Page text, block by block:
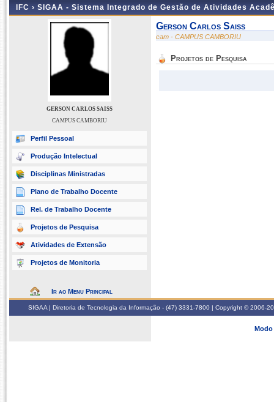
IFC › SIGAA - Sistema Integrado de Gestão de Atividades
GERSON CARLOS SAISS
CAMPUS CAMBORIU
Perfil Pessoal
Produção Intelectual
Disciplinas Ministradas
Plano de Trabalho Docente
Rel. de Trabalho Docente
Projetos de Pesquisa
Atividades de Extensão
Projetos de Monitoria
Ir ao Menu Principal
Gerson Carlos Saiss
cam - CAMPUS CAMBORIU
Projetos de Pesquisa
SIGAA | Diretoria de Tecnologia da Informação - (47) 3331-7800 | Copyright © 2006-
Modo